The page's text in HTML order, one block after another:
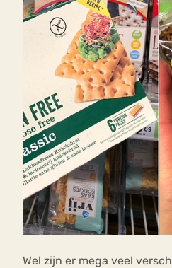
Wel zijn er mega veel